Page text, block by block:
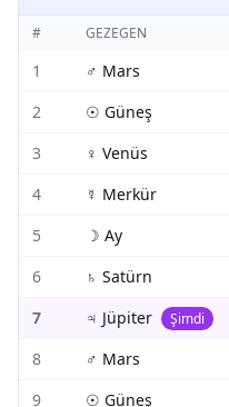
# GEZEGEN
1 ♂ Mars
2
☉ Güneş
3
♀ Venüs
4
☿ Merkür
5
☽ Ay
6
♄ Satürn
7
♃ Jüpiter Şimdi
8
♂ Mars
9
☉ Güneş